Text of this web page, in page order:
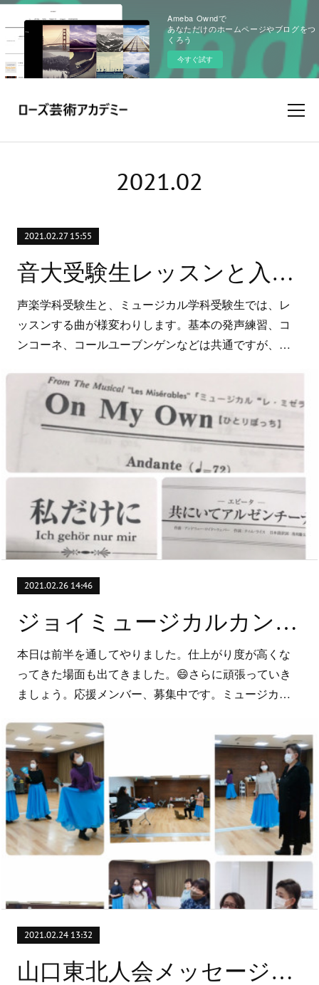
Ameba Owndで
あなただけのホームページやブログをつ
くろう
今すぐ試す
2021.02
2021.02.27 15:55
音大受験生レッスンと入学前対策
声楽学科受験生と、ミュージカル学科受験生では、レ
ッスンする曲が様変わりします。基本の発声練習、コ
ンコーネ、コールユーブンゲンなどは共通ですが、…
2021.02.26 14:46
ジョイミュージカルカンパニーの稽古
本日は前半を通してやりました。仕上がり度が高くな
ってきた場面も出てきました。😄さらに頑張っていき
ましょう。応援メンバー、募集中です。ミュージカ…
2021.02.24 13:32
山口東北人会メッセージと宮野音頭保存会